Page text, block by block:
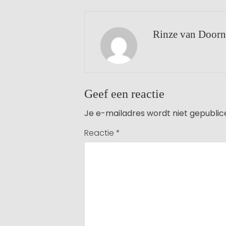
Rinze van Doorn
Geef een reactie
Je e-mailadres wordt niet
Reactie *